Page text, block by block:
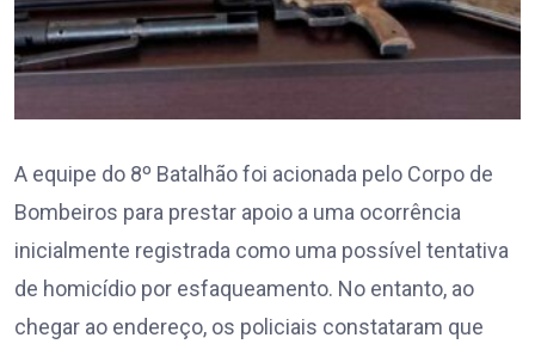
A equipe do 8º Batalhão foi acionada pelo Corpo de
Bombeiros para prestar apoio a uma ocorrência
inicialmente registrada como uma possível tentativa
de homicídio por esfaqueamento. No entanto, ao
chegar ao endereço, os policiais constataram que